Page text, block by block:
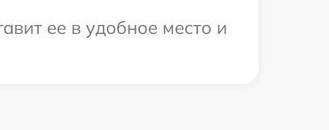
ее в удобное место и